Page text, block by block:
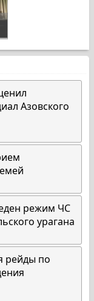
Азовского
режим ЧС
урагана
рейды по